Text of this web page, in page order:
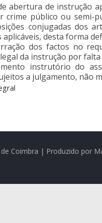
abertura de instrução
crime público ou semi-
conjugadas dos
aplicáveis, desta forma
dos factos no
da instrução por
instrutório do
a julgamento, não
Coimbra | Produzido por